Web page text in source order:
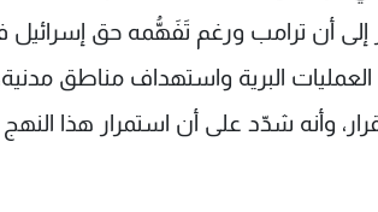
إلى أن ترامب ورغم تَفَهُّمه حق
العمليات البرية واستهداف مناطق
وأنه شدّد على أن استمرار هذا